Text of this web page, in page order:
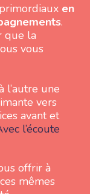
en
.
que la
vous
l’autre une
vers
avant et
l’écoute
offrir à
mêmes